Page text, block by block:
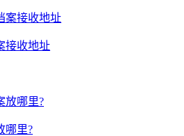
接收地址
哪里?